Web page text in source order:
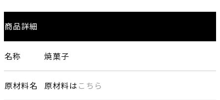
商品詳細
名称 焼菓子
原材料名 原材料は こちら